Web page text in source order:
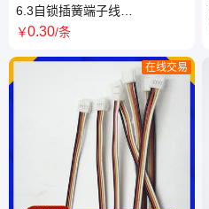
6.3自锁插簧端子线
110/187/250插簧导线 汽车喇
￥0.30/条
在线交易